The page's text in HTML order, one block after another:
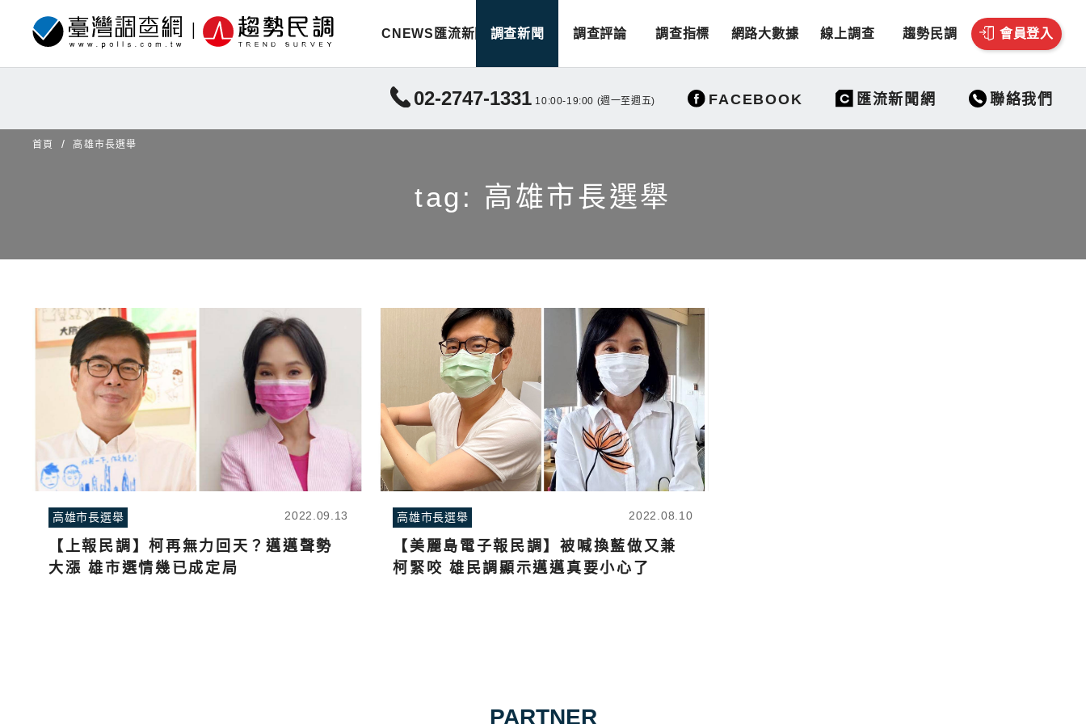
CNEWS匯流新聞 調查新聞 調查評論 調查指標 網路大數據 線上調查 趨勢民調 會員登入
02-2747-1331 10:00-19:00 (週一至週五) FACEBOOK 匯流新聞網 聯絡我們
首頁 高雄市長選舉
tag: 高雄市長選舉
高雄市長選舉 2022.09.13
【上報民調】柯再無力回天？邁邁聲勢
大漲 雄市選情幾已成定局
高雄市長選舉 2022.08.10
【美麗島電子報民調】被喊換藍做又兼
柯緊咬 雄民調顯示邁邁真要小心了
PARTNER